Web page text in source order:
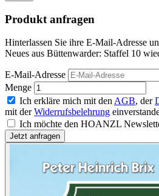
Produkt anfragen
Hinterlassen Sie ihre E-Mail-Adresse
Neues aus Büttenwarder: Staffel 10
E-Mail-Adresse
Menge
Ich erkläre mich mit den AGB, der
mit derWiderrufsbelehrung
Ich möchte den HOANZL